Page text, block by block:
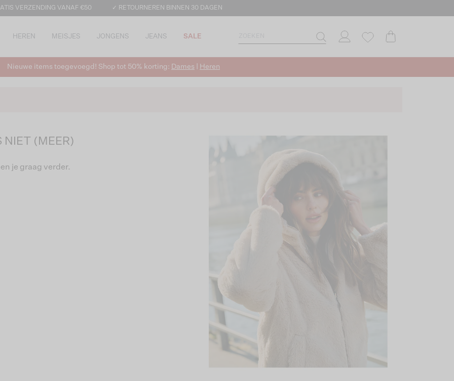
VERZENDING VANAF €50 ✓ RETOURNEREN BINNEN 30 DAGEN
HEREN MEISJES JONGENS JEANS SALE
Nieuwe items toegevoegd! Shop tot 50% korting: Dames Heren
NIET (MEER)
je graag verder.